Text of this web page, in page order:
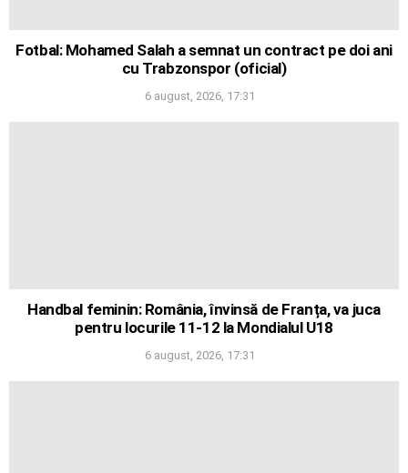
Fotbal: Mohamed Salah a semnat un contract pe doi ani
cu Trabzonspor (oficial)
6 august, 2026, 17:31
Handbal feminin: România, învinsă de Franța, va juca
pentru locurile 11-12 la Mondialul U18
6 august, 2026, 17:31